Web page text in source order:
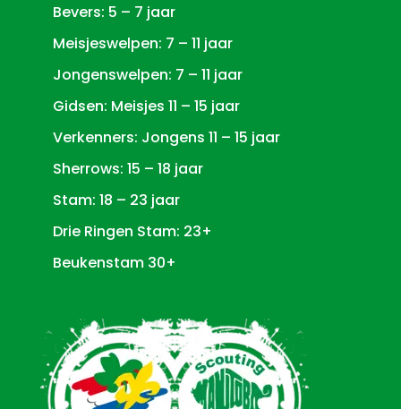
Bevers: 5 – 7 jaar
Meisjeswelpen: 7 – 11 jaar
Jongenswelpen: 7 – 11 jaar
Gidsen: Meisjes 11 – 15 jaar
Verkenners: Jongens 11 – 15 jaar
Sherrows: 15 – 18 jaar
Stam: 18 – 23 jaar
Drie Ringen Stam: 23+
Beukenstam 30+